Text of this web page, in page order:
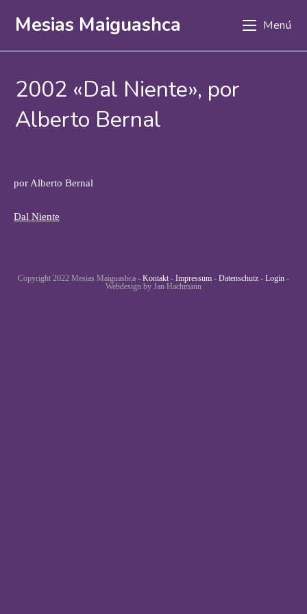
Mesias Maiguashca Menú
2002 «Dal Niente», por
Alberto Bernal
por Alberto Bernal
Dal Niente
Copyright 2022 Mesias Maiguashca - Kontakt - Impressum - Datenschutz - Login -
Webdesign by Jan Hachmann